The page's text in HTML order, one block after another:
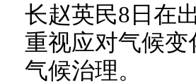
长赵英民8日在
重视应对气候
气候治理。